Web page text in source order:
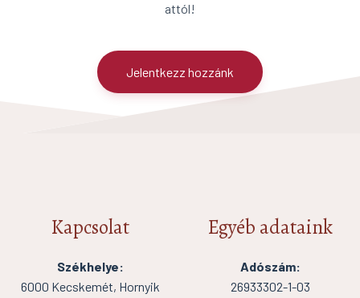
attól!
Jelentkezz hozzánk
Kapcsolat
Székhelye:
6000 Kecskemét, Hornyik
Egyéb adataink
Adószám:
26933302-1-03